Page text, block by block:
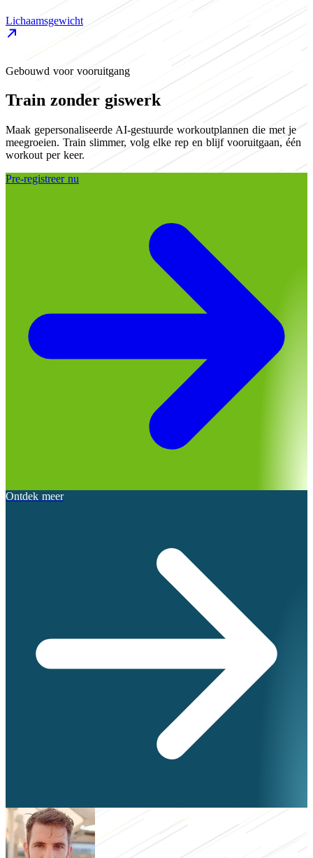
Lichaamsgewicht
Gebouwd voor vooruitgang
Train zonder giswerk
Maak gepersonaliseerde AI-gestuurde workoutplannen die met je
meegroeien. Train slimmer, volg elke rep en blijf vooruitgaan, één
workout per keer.
Pre-registreer nu
Ontdek meer